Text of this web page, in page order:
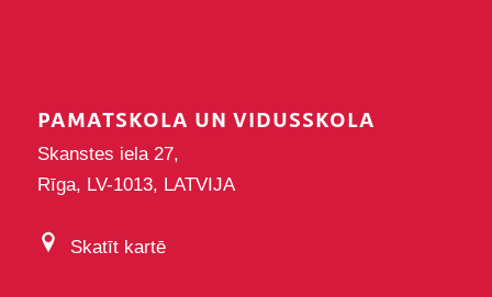
PAMATSKOLA UN VIDUSSKOLA
Skanstes iela 27,
Rīga, LV-1013, LATVIJA
Skatīt kartē